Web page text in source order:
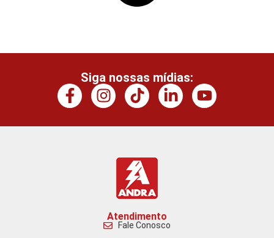
Siga nossas mídias:
Atendimento
Fale Conosco